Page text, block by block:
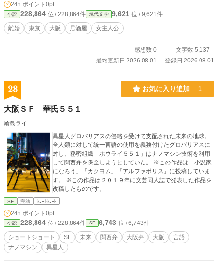
24h.ポイント 0pt
小説 228,864 位 / 228,864件 現代文学 9,621 位 / 9,621件
離婚 東京 大阪 居酒屋 女主人公
感想数 0
文字数 5,137
最終更新日 2026.08.01
登録日 2026.08.01
28 お気に入り追加 1
大阪ＳＦ 華氏５５１
輪島ライ
異星人グロバリアスの侵略を受けて支配された未来の地球。
全人類に対して統一言語の使用を義務付けたグロバリアスに
対し、秘密組織「ホウライ５５１」はナノマシン技術を利用
して関西弁を保全しようとしていた。 ※この作品は「小説家
になろう」「カクヨム」「アルファポリス」に投稿していま
す。 ※この作品は２０１９年に文芸同人誌で発表した作品を
改稿したものです。
SF 完結 ｼｮｰﾄｼｮｰﾄ
24h.ポイント 0pt
小説 228,864 位 / 228,864件 SF 6,743 位 / 6,743件
ショートショート SF 未来 関西弁 大阪弁 大阪
言語
ナノマシン
異星人